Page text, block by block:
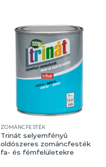
ZOMÁNCFESTÉK
Trinát selyemfényû
oldószeres zománcfesték
fa- és fémfelületekre